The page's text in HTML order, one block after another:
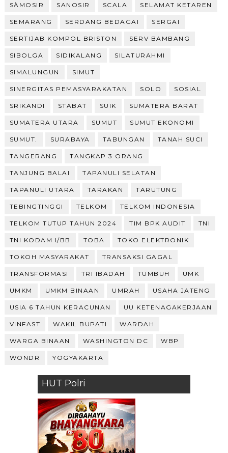
SÀMOSIR SANOSIR SCALA SELAMAT KETAREN
SEMARANG SERDANG BEDAGAI SERGAI
SERTIJAB KOMPOL BRISTON SERV BAMBANG
SIBOLGA SIDIKALANG SILATURAHMI
SIMALUNGUN SIMUT
SINERGITAS PEMASYARAKATAN SOLO SOSIAL
SRIKANDI STABAT SUIK SUMATERA BARAT
SUMATERA UTARA SUMUT SUMUT EKONOMI
SUMUT. SURABAYA TABUNGAN TANAH SUCI
TANGERANG TANGKAP 3 ORANG
TANJUNG BALAI TAPANULI SELATAN
TAPANULI UTARA TARAKAN TARUTUNG
TEBINGTINGGI TELKOM TELKOM INDONESIA
TELKOM TUTUP TAHUN 2024 TIM BPK AUDIT TNI
TNI KODAM I/BB TOBA TOKO ELEKTRONIK
TOKOH MASYARAKAT TRANSAKSI GAGAL
TRANSFORMASI TRI IBADAH TUMBUH UMK
UMKM UMKM BINAAN UMRAH USAHA JATENG
USIA 6 TAHUN KERACUNAN UU KETENAGAKERJAAN
VINFAST WAKIL BUPATI WARDAH
WARGA BINAAN WASHINGTON DC WBP
WONDR YOGYAKARTA
HUT Polri